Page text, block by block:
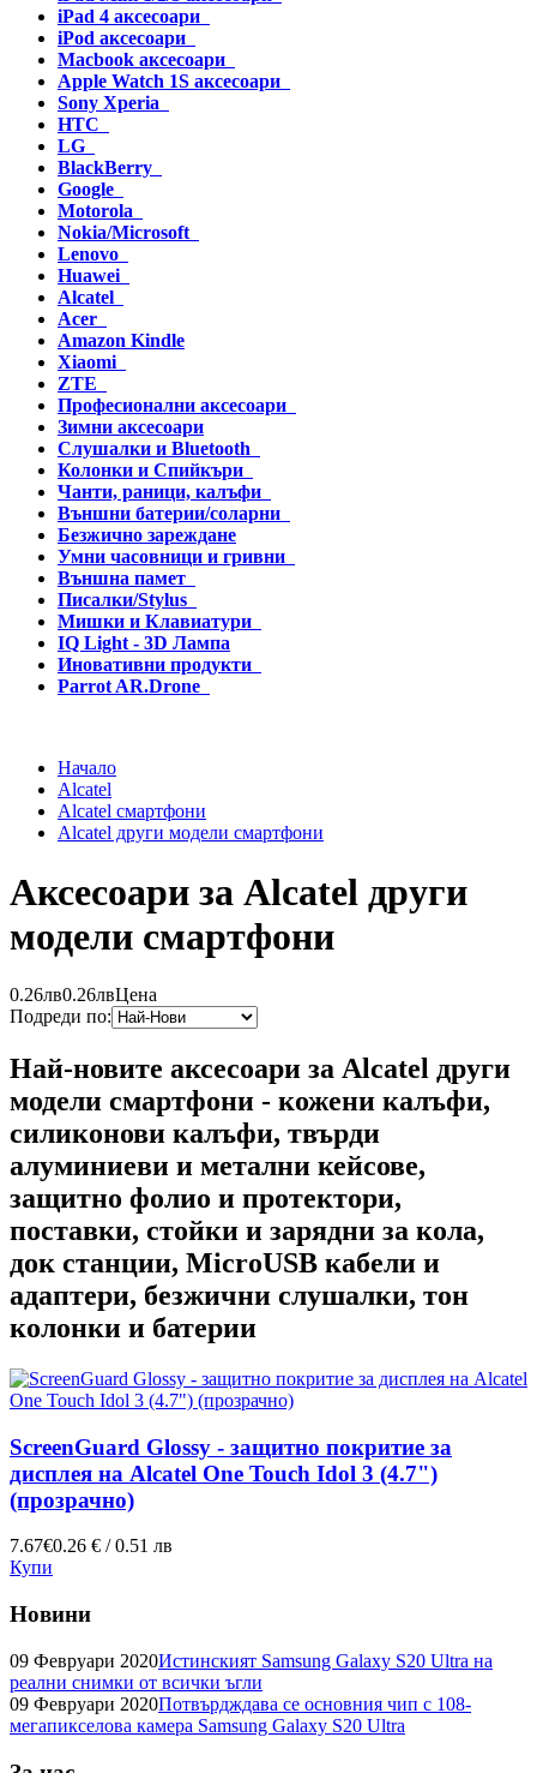
iPad 4 аксесоари
iPod аксесоари
Macbook аксесоари
Apple Watch 1S аксесоари
Sony Xperia
HTC
LG
BlackBerry
Google
Motorola
Nokia/Microsoft
Lenovo
Huawei
Alcatel
Acer
Amazon Kindle
Xiaomi
ZTE
Професионални аксесоари
Зимни аксесоари
Слушалки и Bluetooth
Колонки и Спийкъри
Чанти, раници, калъфи
Външни батерии/соларни
Безжично зареждане
Умни часовници и гривни
Външна памет
Писалки/Stylus
Мишки и Клавиатури
IQ Light - 3D Лампа
Иновативни продукти
Parrot AR.Drone
Начало
Alcatel
Alcatel смартфони
Alcatel други модели смартфони
Аксесоари за Alcatel други
модели смартфони
0.26лв0.26лвЦена
Подреди по:
Най-новите аксесоари за Alcatel други
модели смартфони - кожени калъфи,
силиконови калъфи, твърди
алуминиеви и метални кейсове,
защитно фолио и протектори,
поставки, стойки и зарядни за кола,
док станции, MicroUSB кабели и
адаптери, безжични слушалки, тон
колонки и батерии
ScreenGuard Glossy - защитно покритие за
дисплея на Alcatel One Touch Idol 3 (4.7")
(прозрачно)
7.67€0.26 € / 0.51 лв
Купи
Новини
09 Февруари 2020Истинският Samsung Galaxy S20 Ultra на
реални снимки от всички ъгли
09 Февруари 2020Потвърдждава се основния чип с 108-
мегапикселова камера Samsung Galaxy S20 Ultra